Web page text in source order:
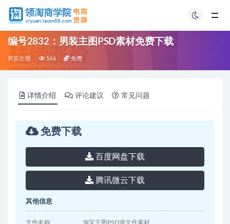
编号2832：男装主图PSD素材免费下载
男装主图 146 免费
详情介绍 评论建议 常见问题
免费下载
百度网盘下载
腾讯微云下载
其他信息
文件名称 淘宝主图PSD源文件素材